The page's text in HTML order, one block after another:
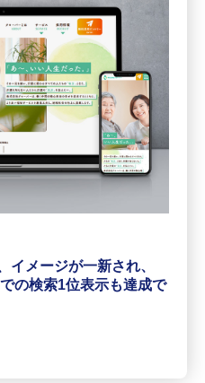
イメージが一新され、
の検索1位表示も達成で